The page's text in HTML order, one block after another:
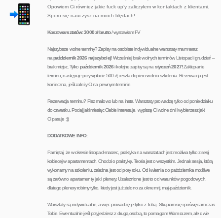
Opowiem Ci również jakie fuck up’y zaliczyłem w kontaktach z klientami.
Sporo się nauczysz na moich błędach!
Koszt warsztatów: 3000 zł brutto/ wystawiam FV
Najszybsze wolne terminy? Zapisy na osobiste indywidualne warsztaty mam teraz
napaździernik 2026 najszybciej! Wcześniej brak wolnych terminów. Listopad i grudzień –
brak miejsc. Tylko październik 2026i kolejne zapisy są nastyczeń 2027!Zaklepanie
terminu, następuje przy wpłacie 500 zł, reszta dopiero w dniu szkolenia. Rezerwacja jest
konieczna, jeśli zależy Ci na pewnym terminie.
Rezerwacja terminu? Pisz mailowo lub na insta. Warsztaty prowadzę tylko od poniedziałku
do czwartku. Podaj jaki miesiąc Ciebie interesuje, wypiszę Ci wolne dni i wybierzesz jaki
Ci pasuje :))
DODATKOWE INFO:
Pamiętaj, że w okresie listopad-marzec, praktyka na warsztatach jest możliwa tylko z sesji
kobiecej w apartamentach. Chodzi o praktykę. Teoria jest o wszystkim. Jednak sesja, którą
wykonamy na szkoleniu, zależna jest od pory roku. Od kwietnia do października możliwe
są zarówno apartamenty, jak i plenery. Uzależnione jest to od warunków pogodowych,
dlatego plenery robimy tylko, kiedy jest już zielono za oknem tj. maj-październik.
Warsztaty są indywidualne, a więc prowadzę je tylko z Tobą. Skupiam się i poświęcam czas
Tobie. Ewentualnie jeśli przyjedziesz z drugą osobą, to pomagam Wam razem, ale dwie